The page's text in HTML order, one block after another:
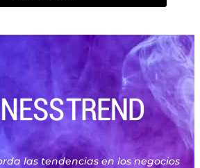
las tendencias en los negocios